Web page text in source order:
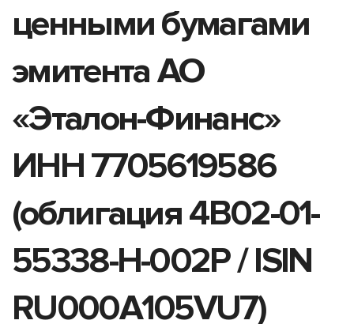
ценными бумагами
эмитента АО
«Эталон-Финанс»
ИНН 7705619586
(облигация 4B02-01-
55338-H-002P / ISIN
RU000A105VU7)